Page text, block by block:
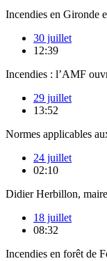
Incendies en Gironde
30 juillet
12:39
Incendies : l’AMF
29 juillet
13:52
Normes applicables
24 juillet
02:10
Didier Herbillon,
18 juillet
08:32
Incendies en forêt de